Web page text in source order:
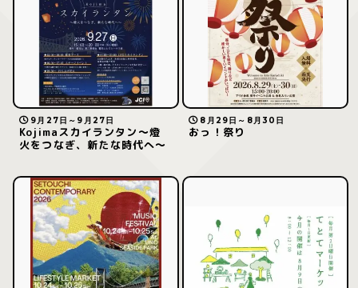
9月27日～9月27日
Kojimaスカイランタン〜燈
火をつなぎ、新たな時代へ〜
8月29日～8月30日
おっ！祭り